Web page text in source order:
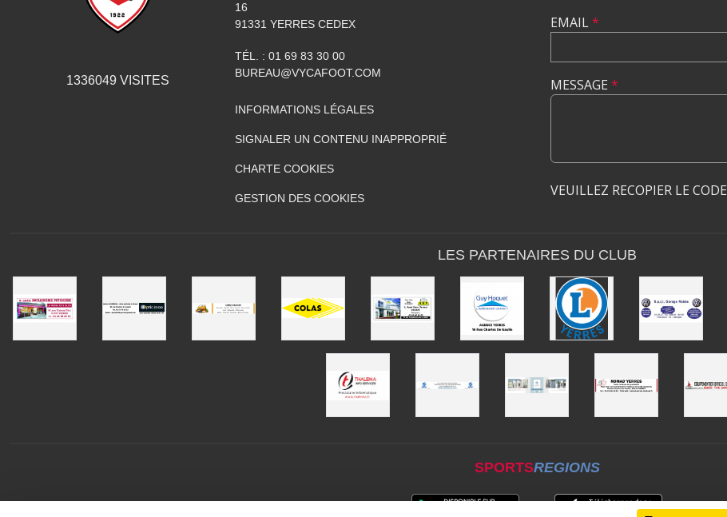
1336049 VISITES
16
91331 YERRES CEDEX
TÉL. : 01 69 83 30 00
BUREAU@VYCAFOOT.COM
INFORMATIONS LÉGALES
SIGNALER UN CONTENU INAPPROPRIÉ
CHARTE COOKIES
GESTION DES COOKIES
EMAIL*
MESSAGE *
VEUILLEZ RECOPIER LE CODE
LES PARTENAIRES DU CLUB
SPORTSREGIONS